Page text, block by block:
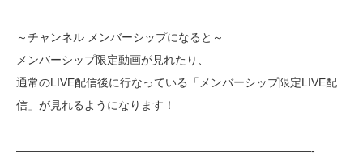
～チャンネル メンバーシップになると～
メンバーシップ限定動画が見れたり、
通常のLIVE配信後に行なっている「メンバーシップ限定LIVE配
信」が見れるようになります！
——————————————————————————-